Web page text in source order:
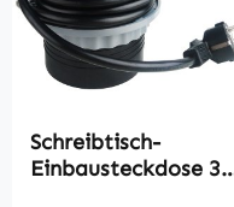
Schreibtisch-
Einbausteckdose 3x